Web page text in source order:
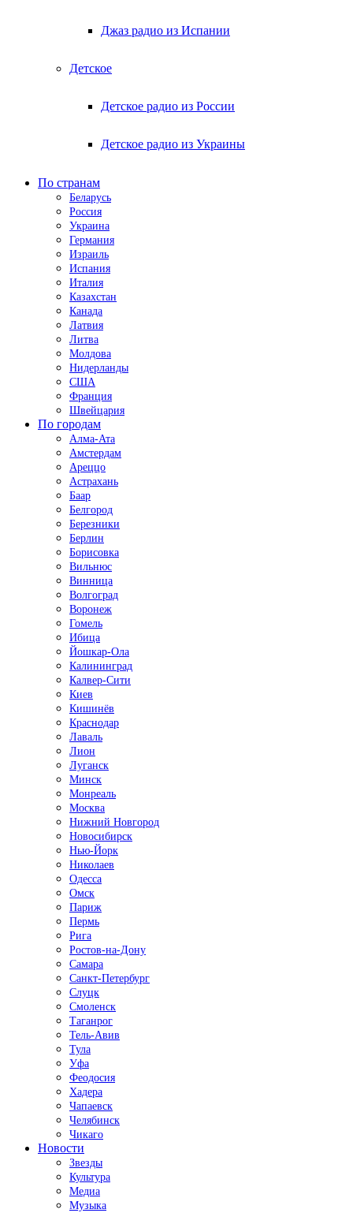
Джаз радио из Испании
Детское
Детское радио из России
Детское радио из Украины
По странам
Беларусь
Россия
Украина
Германия
Израиль
Испания
Италия
Казахстан
Канада
Латвия
Литва
Молдова
Нидерланды
США
Франция
Швейцария
По городам
Алма-Ата
Амстердам
Ареццо
Астрахань
Баар
Белгород
Березники
Берлин
Борисовка
Вильнюс
Винница
Волгоград
Воронеж
Гомель
Ибица
Йошкар-Ола
Калининград
Калвер-Сити
Киев
Кишинёв
Краснодар
Лаваль
Лион
Луганск
Минск
Монреаль
Москва
Нижний Новгород
Новосибирск
Нью-Йорк
Николаев
Одесса
Омск
Париж
Пермь
Рига
Ростов-на-Дону
Самара
Санкт-Петербург
Слуцк
Смоленск
Таганрог
Тель-Авив
Тула
Уфа
Феодосия
Хадера
Чапаевск
Челябинск
Чикаго
Новости
Звезды
Культура
Медиа
Музыка